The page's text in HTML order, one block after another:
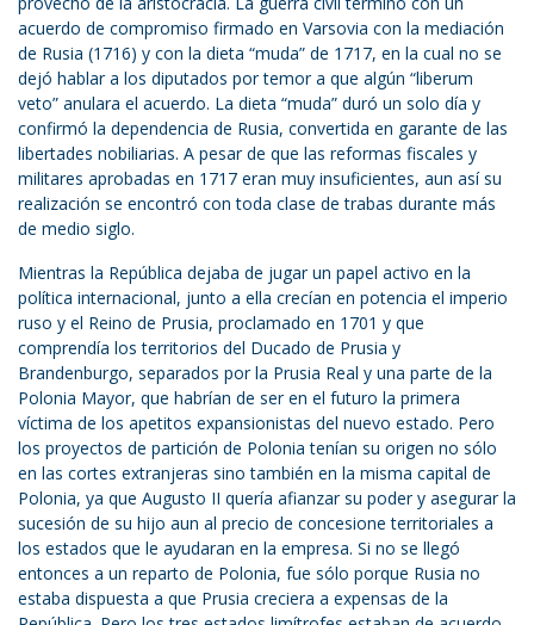
acuerdo de compromiso firmado en Varsovia con la mediación
de Rusia (1716) y con la dieta “muda” de 1717, en la cual no se
dejó hablar a los diputados por temor a que algún “liberum
veto” anulara el acuerdo. La dieta “muda” duró un solo día y
confirmó la dependencia de Rusia, convertida en garante de las
libertades nobiliarias. A pesar de que las reformas fiscales y
militares aprobadas en 1717 eran muy insuficientes, aun así su
realización se encontró con toda clase de trabas durante más
de medio siglo.
Mientras la República dejaba de jugar un papel activo en la
política internacional, junto a ella crecían en potencia el imperio
ruso y el Reino de Prusia, proclamado en 1701 y que
comprendía los territorios del Ducado de Prusia y
Brandenburgo, separados por la Prusia Real y una parte de la
Polonia Mayor, que habrían de ser en el futuro la primera
víctima de los apetitos expansionistas del nuevo estado. Pero
los proyectos de partición de Polonia tenían su origen no sólo
en las cortes extranjeras sino también en la misma capital de
Polonia, ya que Augusto II quería afianzar su poder y asegurar la
sucesión de su hijo aun al precio de concesione territoriales a
los estados que le ayudaran en la empresa. Si no se llegó
entonces a un reparto de Polonia, fue sólo porque Rusia no
estaba dispuesta a que Prusia creciera a expensas de la